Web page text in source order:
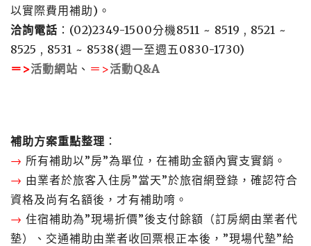
以實際費用補助)。
洽詢電話 ：(02)2349-1500分機8511 ~ 8519 , 8521 ~
8525 , 8531 ~ 8538(週一至週五0830-1730)
＝>活動網站 、 ＝>活動Q&A
補助方案重點整理 ：
→ 所有補助以”房”為單位，在補助金額內實支實銷。
→ 由業者於旅客入住房”當天”於旅宿網登錄，確認符合
資格及尚有名額後，才有補助唷。
→ 住宿補助為”現場折價”後支付餘額（訂房網由業者代
墊）、交通補助由業者收回票根正本後，”現場代墊”給